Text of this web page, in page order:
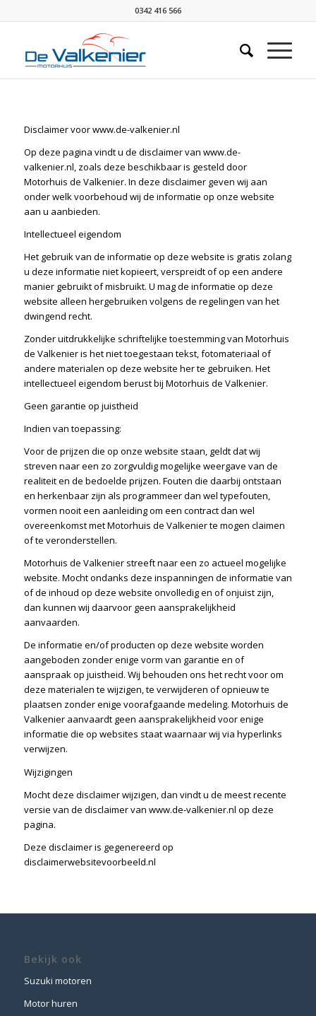
0342 416 566
Disclaimer voor www.de-valkenier.nl
Op deze pagina vindt u de disclaimer van www.de-
valkenier.nl, zoals deze beschikbaar is gesteld door
Motorhuis de Valkenier. In deze disclaimer geven wij aan
onder welk voorbehoud wij de informatie op onze website
aan u aanbieden.
Intellectueel eigendom
Het gebruik van de informatie op deze website is gratis zolang
u deze informatie niet kopieert, verspreidt of op een andere
manier gebruikt of misbruikt. U mag de informatie op deze
website alleen hergebruiken volgens de regelingen van het
dwingend recht.
Zonder uitdrukkelijke schriftelijke toestemming van Motorhuis
de Valkenier is het niet toegestaan tekst, fotomateriaal of
andere materialen op deze website her te gebruiken. Het
intellectueel eigendom berust bij Motorhuis de Valkenier.
Geen garantie op juistheid
Indien van toepassing:
Voor de prijzen die op onze website staan, geldt dat wij
streven naar een zo zorgvuldig mogelijke weergave van de
realiteit en de bedoelde prijzen. Fouten die daarbij ontstaan
en herkenbaar zijn als programmeer dan wel typefouten,
vormen nooit een aanleiding om een contract dan wel
overeenkomst met Motorhuis de Valkenier te mogen claimen
of te veronderstellen.
Motorhuis de Valkenier streeft naar een zo actueel mogelijke
website. Mocht ondanks deze inspanningen de informatie van
of de inhoud op deze website onvolledig en of onjuist zijn,
dan kunnen wij daarvoor geen aansprakelijkheid
aanvaarden.
De informatie en/of producten op deze website worden
aangeboden zonder enige vorm van garantie en of
aanspraak op juistheid. Wij behouden ons het recht voor om
deze materialen te wijzigen, te verwijderen of opnieuw te
plaatsen zonder enige voorafgaande medeling. Motorhuis de
Valkenier aanvaardt geen aansprakelijkheid voor enige
informatie die op websites staat waarnaar wij via hyperlinks
verwijzen.
Wijzigingen
Mocht deze disclaimer wijzigen, dan vindt u de meest recente
versie van de disclaimer van www.de-valkenier.nl op deze
pagina.
Deze disclaimer is gegenereerd op
disclaimerwebsitevoorbeeld.nl
Bekijk ook
Suzuki motoren
Motor huren